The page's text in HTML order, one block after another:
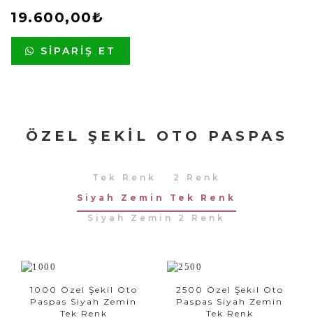
19.600,00₺
SIPARIŞ ET
ÖZEL ŞEKIL OTO PASPAS
Tek Renk
2 Renk
Siyah Zemin Tek Renk
Siyah Zemin 2 Renk
1000 Özel Şekil Oto
Paspas Siyah Zemin
Tek Renk
2500 Özel Şekil Oto
Paspas Siyah Zemin
Tek Renk